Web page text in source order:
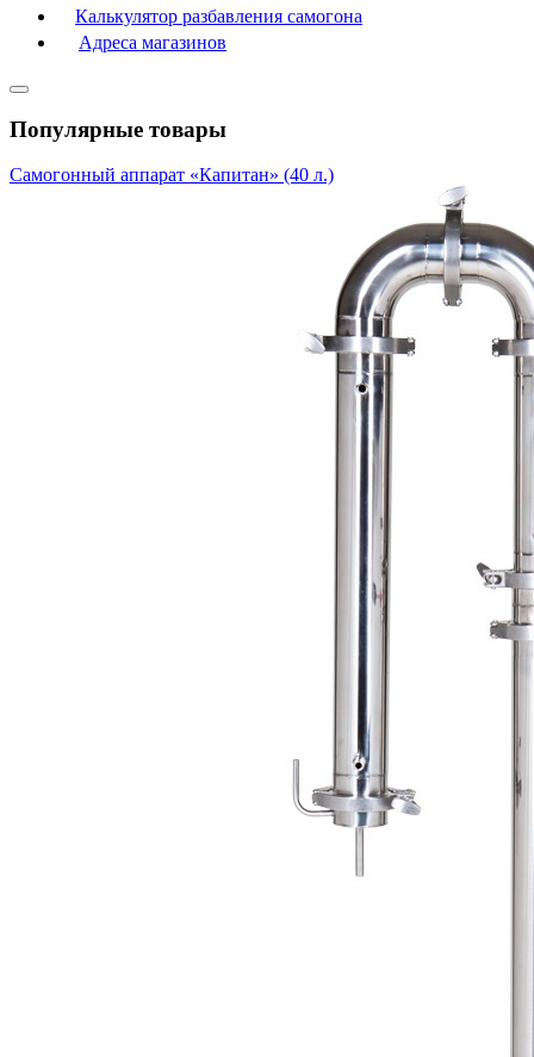
Калькулятор разбавления самогона
Адреса магазинов
Популярные товары
Самогонный аппарат «Капитан» (40 л.)